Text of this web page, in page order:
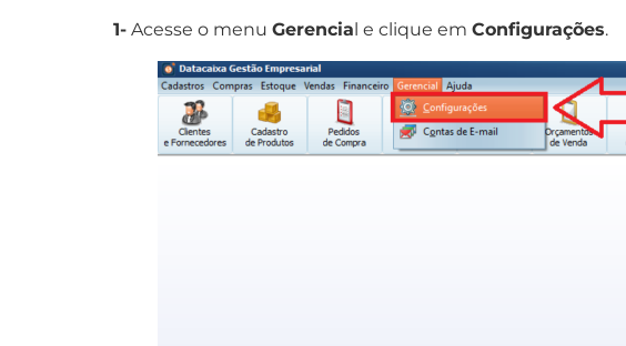
1- Acesse o menu Gerencia l e clique em Configurações.